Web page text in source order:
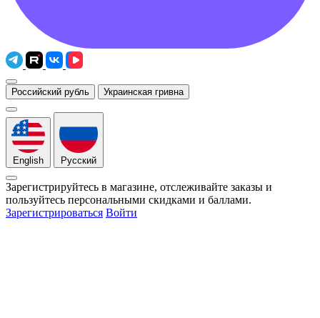
Российский рубль Украинская гривна
English Русский
Зарегистрируйтесь в магазине, отслеживайте заказы и
пользуйтесь персональными скидками и баллами.
Зарегистрироваться Войти